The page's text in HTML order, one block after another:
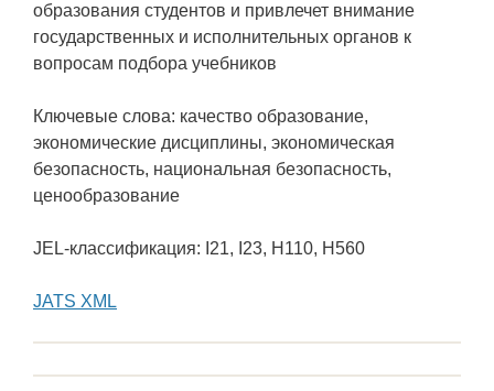
образования студентов и привлечет внимание
государственных и исполнительных органов к
вопросам подбора учебников
Ключевые слова: качество образование,
экономические дисциплины, экономическая
безопасность, национальная безопасность,
ценообразование
JEL-классификация: I21, I23, H110, H560
JATS XML